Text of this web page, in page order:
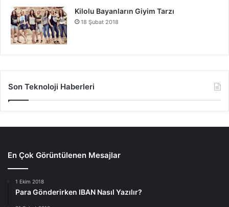
Kilolu Bayanların Giyim Tarzı
18 Şubat 2018
Son Teknoloji Haberleri
En Çok Görüntülenen Mesajlar
1 Ekim 2018
Para Gönderirken IBAN Nasıl Yazılır?